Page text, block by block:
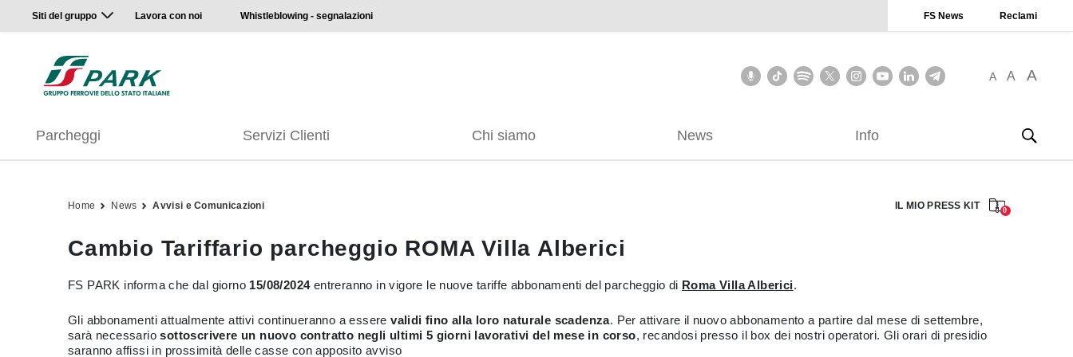
Siti del gruppo Lavora con noi Whistleblowing - segnalazioni FS News Reclami
A A A
Parcheggi Servizi Clienti Chi siamo News Info
Home News Avvisi e Comunicazioni IL MIO PRESS KIT 0
Cambio Tariffario parcheggio ROMA Villa Alberici
FS PARK informa che dal giorno 15/08/2024entreranno in vigore le nuove tariffe abbonamenti del parcheggio di Roma Villa Alberici.
Gli abbonamenti attualmente attivi continueranno a esserevalidi fino alla loro naturale scadenza. Per attivare il nuovo abbonamento a partire dal mese di settembre,
sarà necessariosottoscrivere un nuovo contratto negli ultimi 5 giorni lavorativi del mese in corso, recandosi presso il box dei nostri operatori. Gli orari di presidio
saranno affissi in prossimità delle casse con apposito avviso